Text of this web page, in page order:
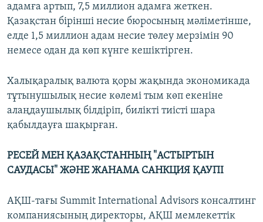
адамға артып, 7,5 миллион адамға жеткен.
Қазақстан бірінші несие бюросының мәліметінше,
елде 1,5 миллион адам несие төлеу мерзімін 90
немесе одан да көп күнге кешіктірген.
Халықаралық валюта қоры жақында экономикада
тұтынушылық несие көлемі тым көп екеніне
алаңдаушылық білдіріп, билікті тиісті шара
қабылдауға шақырған.
РЕСЕЙ МЕН ҚАЗАҚСТАННЫҢ "АСТЫРТЫН
САУДАСЫ" ЖӘНЕ ЖАНАМА САНКЦИЯ ҚАУПІ
АҚШ-тағы Summit International Advisors консалтинг
компаниясының директоры, АҚШ мемлекеттік